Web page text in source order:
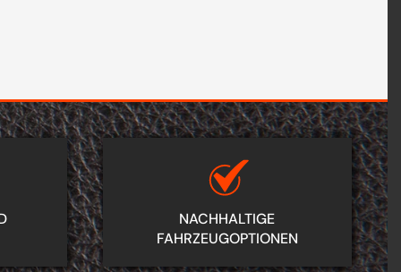
NACHHALTIGE
FAHRZEUGOPTIONEN